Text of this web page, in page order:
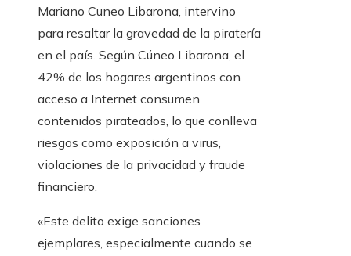
Mariano Cuneo Libarona, intervino
para resaltar la gravedad de la piratería
en el país. Según Cúneo Libarona, el
42% de los hogares argentinos con
acceso a Internet consumen
contenidos pirateados, lo que conlleva
riesgos como exposición a virus,
violaciones de la privacidad y fraude
financiero.
«Este delito exige sanciones
ejemplares, especialmente cuando se